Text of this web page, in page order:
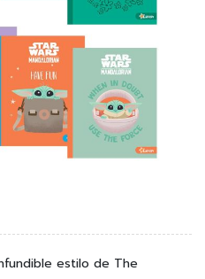
estilo de The